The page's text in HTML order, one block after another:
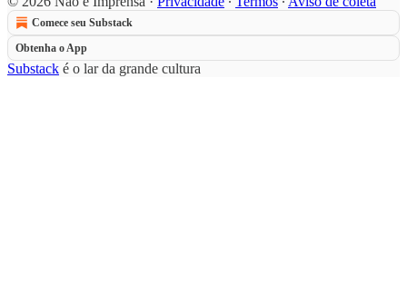
Comece seu Substack
Obtenha o App
Substack é o lar da grande cultura